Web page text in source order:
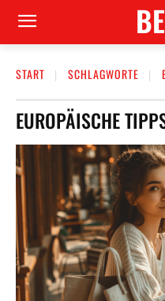
START SCHLAGWORTE
EUROPÄISCHE